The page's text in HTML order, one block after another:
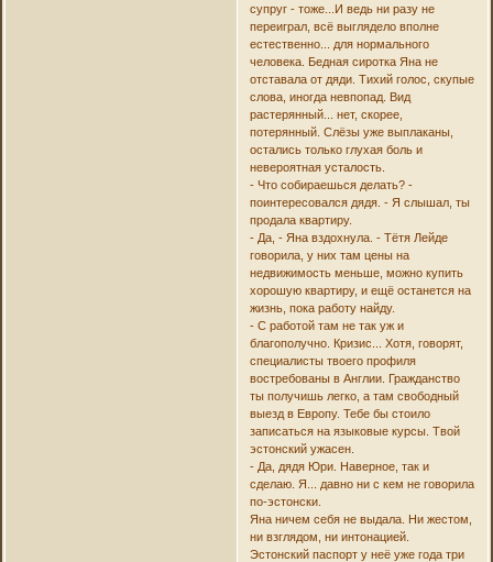
супруг - тоже...И ведь ни разу не
переиграл, всё выглядело вполне
естественно... для нормального
человека. Бедная сиротка Яна не
отставала от дяди. Тихий голос, скупые
слова, иногда невпопад. Вид
растерянный... нет, скорее,
потерянный. Слёзы уже выплаканы,
остались только глухая боль и
невероятная усталость.
- Что собираешься делать? -
поинтересовался дядя. - Я слышал, ты
продала квартиру.
- Да, - Яна вздохнула. - Тётя Лейде
говорила, у них там цены на
недвижимость меньше, можно купить
хорошую квартиру, и ещё останется на
жизнь, пока работу найду.
- С работой там не так уж и
благополучно. Кризис... Хотя, говорят,
специалисты твоего профиля
востребованы в Англии. Гражданство
ты получишь легко, а там свободный
выезд в Европу. Тебе бы стоило
записаться на языковые курсы. Твой
эстонский ужасен.
- Да, дядя Юри. Наверное, так и
сделаю. Я... давно ни с кем не говорила
по-эстонски.
Яна ничем себя не выдала. Ни жестом,
ни взглядом, ни интонацией.
Эстонский паспорт у неё уже года три